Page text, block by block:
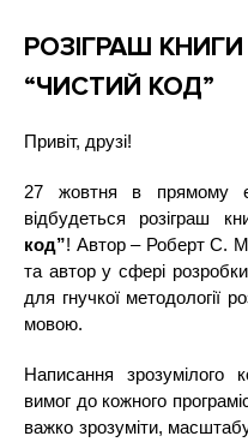
РОЗІГРАШ
“ЧИСТИЙ КОД”
Привіт, друзі!
27 жовтня в прямому
відбудеться розіграш
код”! Автор – Роберт С.
та автор у сферi
для гнучкої методології
мовою.
Написання
вимог до кожного
важко зрозуміти,